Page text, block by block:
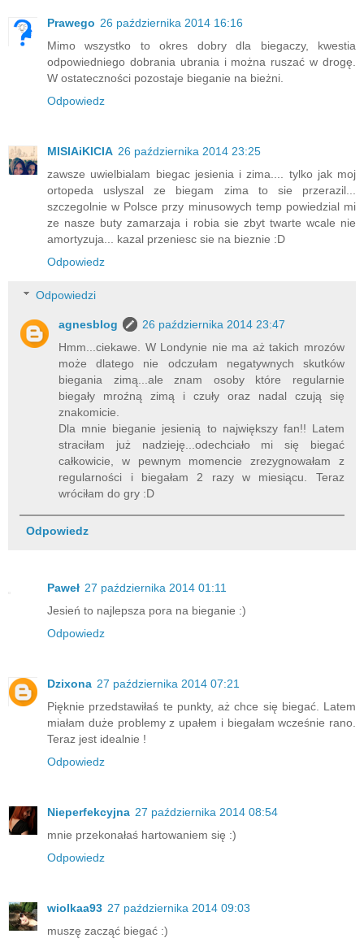
Prawego 26 października 2014 16:16
Mimo wszystko to okres dobry dla biegaczy, kwestia
odpowiedniego dobrania ubrania i można ruszać w drogę.
W ostateczności pozostaje bieganie na bieżni.
Odpowiedz
MISIAiKICIA 26 października 2014 23:25
zawsze uwielbialam biegac jesienia i zima.... tylko jak moj
ortopeda uslyszal ze biegam zima to sie przerazil...
szczegolnie w Polsce przy minusowych temp powiedzial mi
ze nasze buty zamarzaja i robia sie zbyt twarte wcale nie
amortyzuja... kazal przeniesc sie na bieznie :D
Odpowiedz
Odpowiedzi
agnesblog
26 października 2014 23:47
Hmm...ciekawe. W Londynie nie ma aż takich mrozów
może dlatego nie odczułam negatywnych skutków
biegania zimą...ale znam osoby które regularnie
biegały mroźną zimą i czuły oraz nadal czują się
znakomicie.
Dla mnie bieganie jesienią to największy fan!! Latem
straciłam już nadzieję...odechciało mi się biegać
całkowicie, w pewnym momencie zrezygnowałam z
regularności i biegałam 2 razy w miesiącu. Teraz
wróciłam do gry :D
Odpowiedz
Paweł 27 października 2014 01:11
Jesień to najlepsza pora na bieganie :)
Odpowiedz
Dzixona 27 października 2014 07:21
Pięknie przedstawiłaś te punkty, aż chce się biegać. Latem
miałam duże problemy z upałem i biegałam wcześnie rano.
Teraz jest idealnie !
Odpowiedz
Nieperfekcyjna 27 października 2014 08:54
mnie przekonałaś hartowaniem się :)
Odpowiedz
wiolkaa93 27 października 2014 09:03
muszę zacząć biegać :)